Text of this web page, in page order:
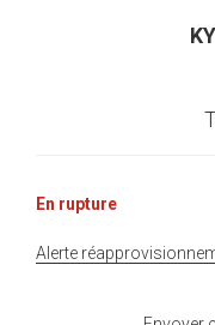
En rupture
Alerte